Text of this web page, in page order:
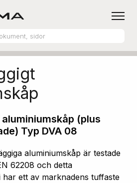
Aluminiumskåp
(plus
Typ DVA 08
aluminiumskåp är testade
62208 och detta
ett av marknadens tuffaste